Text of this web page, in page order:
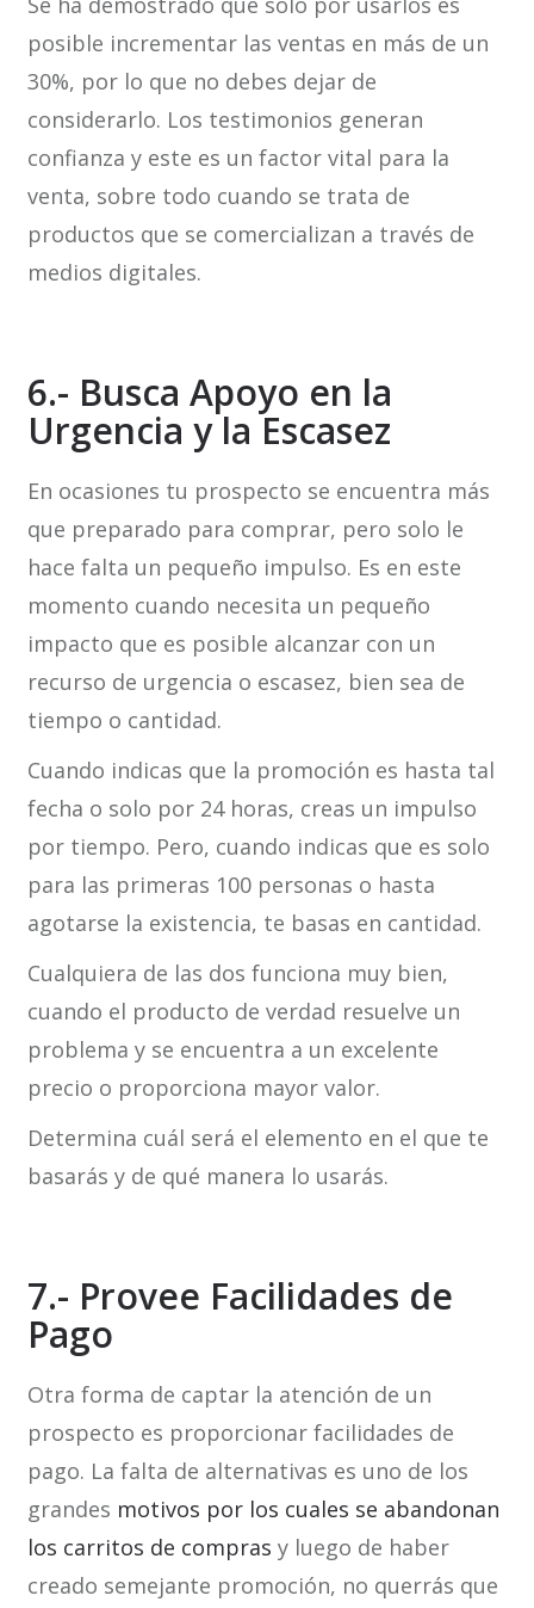
posible incrementar las ventas en más de un
30%, por lo que no debes dejar de
considerarlo. Los testimonios generan
confianza y este es un factor vital para la
venta, sobre todo cuando se trata de
productos que se comercializan a través de
medios digitales.
6.- Busca Apoyo en la
Urgencia y la Escasez
En ocasiones tu prospecto se encuentra más
que preparado para comprar, pero solo le
hace falta un pequeño impulso. Es en este
momento cuando necesita un pequeño
impacto que es posible alcanzar con un
recurso de urgencia o escasez, bien sea de
tiempo o cantidad.
Cuando indicas que la promoción es hasta tal
fecha o solo por 24 horas, creas un impulso
por tiempo. Pero, cuando indicas que es solo
para las primeras 100 personas o hasta
agotarse la existencia, te basas en cantidad.
Cualquiera de las dos funciona muy bien,
cuando el producto de verdad resuelve un
problema y se encuentra a un excelente
precio o proporciona mayor valor.
Determina cuál será el elemento en el que te
basarás y de qué manera lo usarás.
7.- Provee Facilidades de
Pago
Otra forma de captar la atención de un
prospecto es proporcionar facilidades de
pago. La falta de alternativas es uno de los
grandes motivos por los cuales se abandonan
los carritos de compras y luego de haber
creado semejante promoción, no querrás que